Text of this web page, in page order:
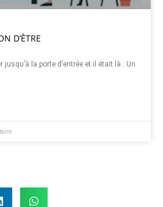
D’ÊTRE
la porte d’entrée et il était là : Un